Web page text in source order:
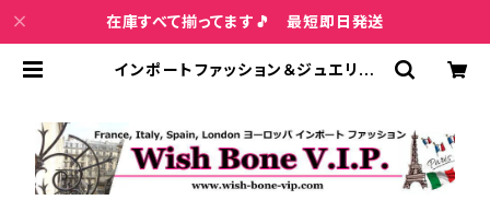
在庫すべて揃ってます🎵 最短即日発送
インポートファッション＆ジュエリー